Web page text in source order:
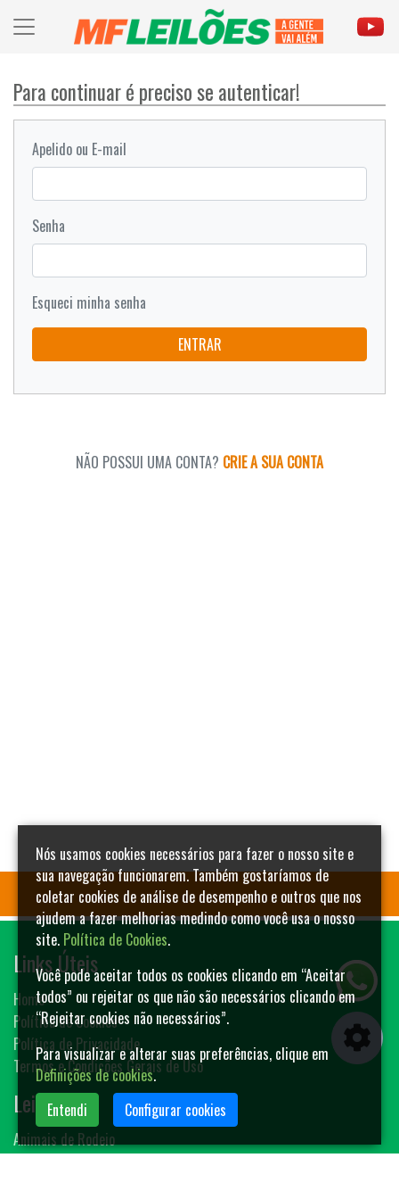
Para continuar é preciso se autenticar!
Apelido ou E-mail
Senha
Esqueci minha senha
ENTRAR
NÃO POSSUI UMA CONTA? CRIE A SUA CONTA
Links Úteis
Home
Política de Cookies
Política de Privacidade
Termos e Condições Gerais de Uso
Leilões
Animais de Rodeio
Nós usamos cookies necessários para fazer o nosso site e
sua navegação funcionarem. Também gostaríamos de
coletar cookies de análise de desempenho e outros que nos
ajudem a fazer melhorias medindo como você usa o nosso
site. Política de Cookies.
Você pode aceitar todos os cookies clicando em “Aceitar
todos” ou rejeitar os que não são necessários clicando em
“Rejeitar cookies não necessários”.
Para visualizar e alterar suas preferências, clique em
Definições de cookies.
Entendi
Configurar cookies